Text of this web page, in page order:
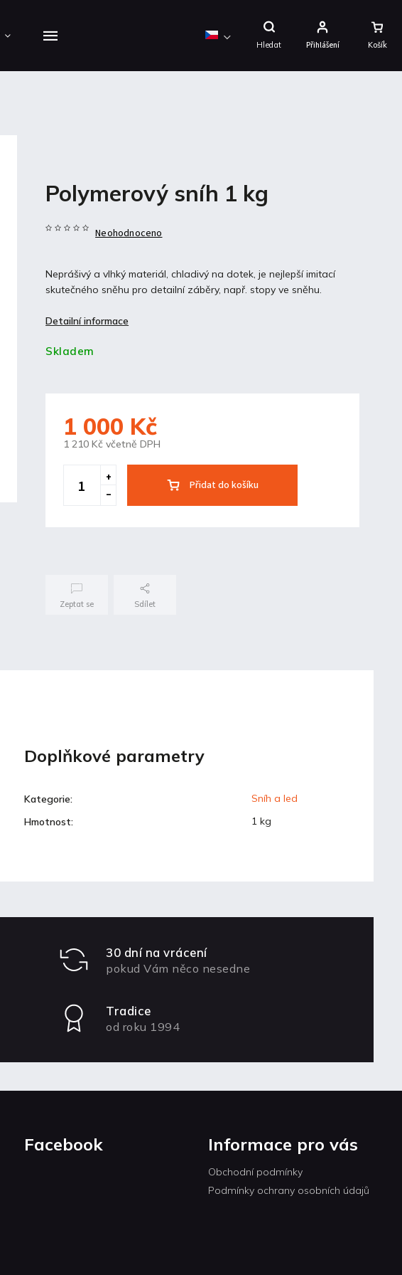
Hledat
Nákupní
Košík
Přihlášení
Polymerový sníh 1 kg
Neohodnoceno
Neprášivý a vlhký materiál, chladivý na dotek, je nejlepší imitací
skutečného sněhu pro detailní záběry, např. stopy ve sněhu.
Detailní informace
Skladem
1 000 Kč
1 210 Kč včetně DPH
Přidat do košíku
Zeptat se Sdílet
Doplňkové parametry
Kategorie:
Sníh a led
Hmotnost: 1 kg
30 dní na vrácení
pokud Vám něco nesedne
Tradice
od roku 1994
Facebook Informace pro vás
Obchodní podmínky
Podmínky ochrany osobních údajů